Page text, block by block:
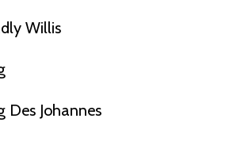
Willis
Des Johannes